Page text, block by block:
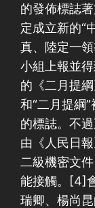
的發佈標誌
定成立新的“
真、陸定一
小組上報並
的《二月提
和“二月提綱
的標誌。不
由《人民日
二級機密文
能接觸。[4]
瑞卿、楊尚